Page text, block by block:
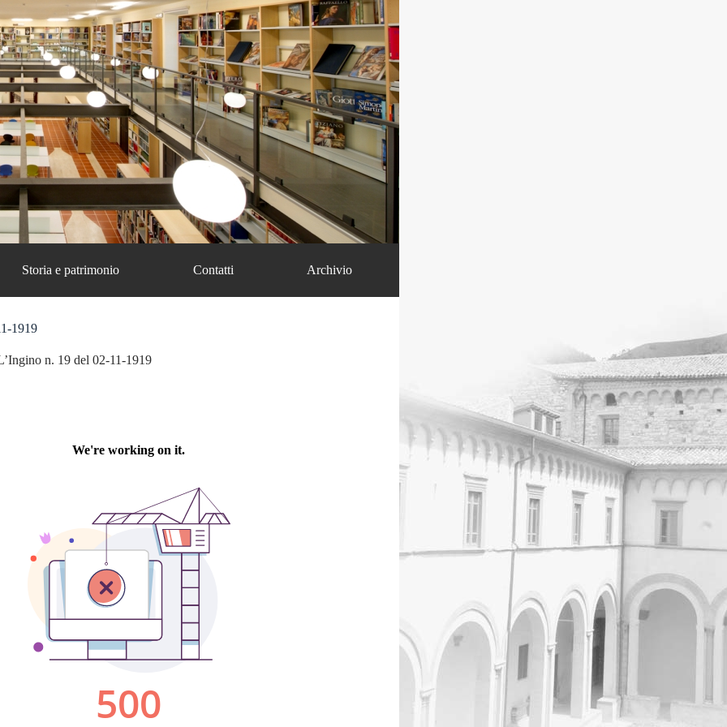
Storia e patrimonio Contatti Archivio
1919
n. 19 del 02-11-1919